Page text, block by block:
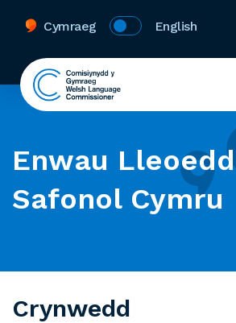
Cymraeg English
Enwau Lleoedd
Safonol Cymru
Crynwedd